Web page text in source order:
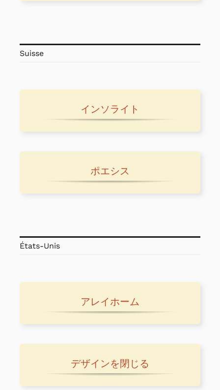
Suisse
インソライト
ポエシス
États-Unis
アレイホーム
デザインを閉じる